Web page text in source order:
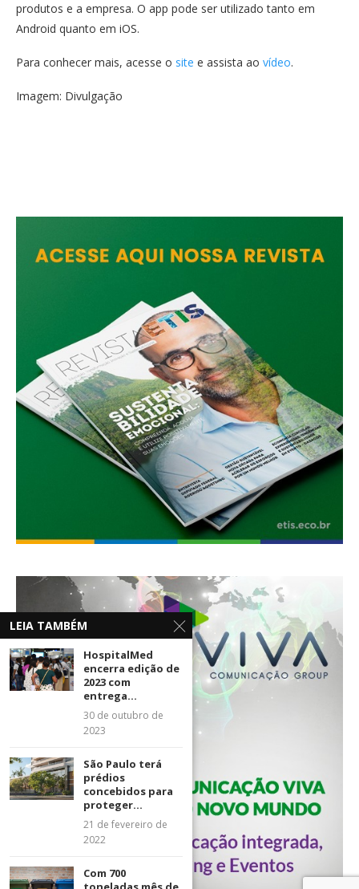
produtos e a empresa. O app pode ser utilizado tanto em
Android quanto em iOS.
Para conhecer mais, acesse o site e assista ao vídeo.
Imagem: Divulgação
LEIA TAMBÉM
HospitalMed
encerra edição de
2023 com
entrega...
30 de outubro de
2023
São Paulo terá
prédios
concebidos para
proteger...
21 de fevereiro de
2022
Com 700